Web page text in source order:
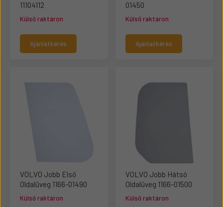
11104112
Külső raktáron
Ajánlatkérés
01450
Külső raktáron
Ajánlatkérés
VOLVO Jobb Első
Oldalüveg 1166-01490
Külső raktáron
VOLVO Jobb Hátsó
Oldalüveg 1166-01500
Külső raktáron